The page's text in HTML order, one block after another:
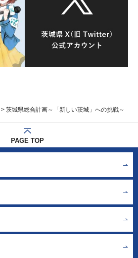
> 茨城県総合計画～「新しい茨城」への挑戦～
PAGE TOP